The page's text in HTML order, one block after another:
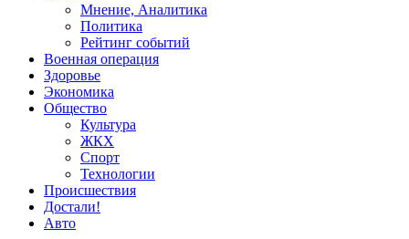
Мнение, Аналитика
Политика
Рейтинг событий
Военная операция
Здоровье
Экономика
Общество
Культура
ЖКХ
Спорт
Технологии
Происшествия
Достали!
Авто